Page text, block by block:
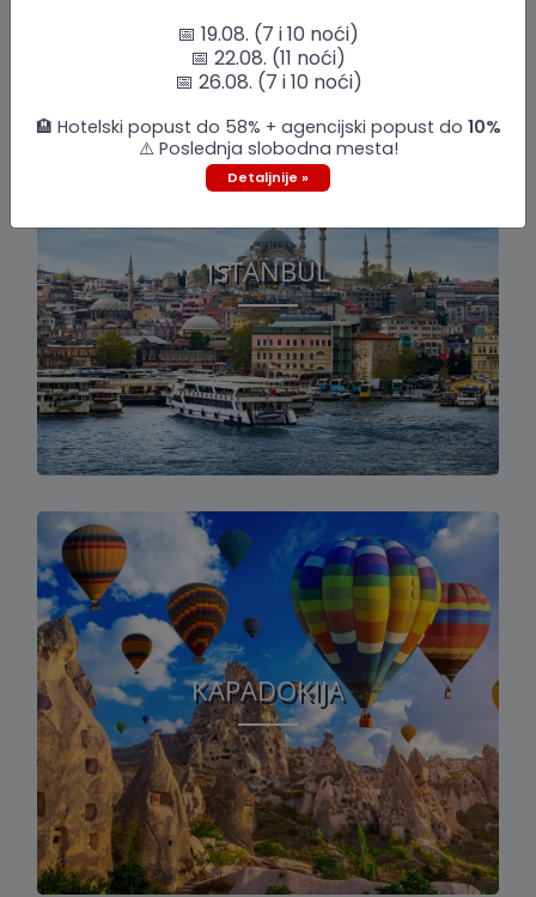
ISTANBUL
KAPADOKIJA
📅 19.08. (7 i 10 noći)
📅 22.08. (11 noći)
📅 26.08. (7 i 10 noći)
🏨 Hotelski popust do 58% + agencijski popust do 10%
⚠️ Poslednja slobodna mesta!
Detaljnije »